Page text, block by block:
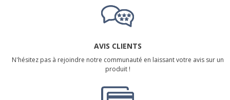
AVIS CLIENTS
N'hésitez pas à rejoindre notre communauté en laissant votre avis sur un
produit !